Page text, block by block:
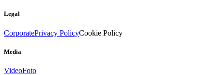
Legal
CorporatePrivacy PolicyCookie Policy
Media
VideoFoto